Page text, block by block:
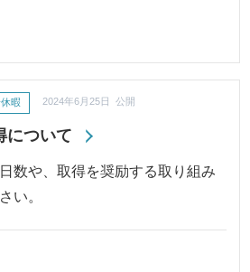
について
暇 2024年6月25日 公開
数や、取得を奨励する取り組み
い。